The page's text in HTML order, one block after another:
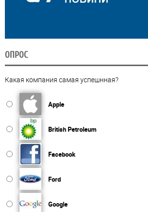
ОПРОС
Какая компания самая успешнная?
Apple
British Petroleum
Facebook
Ford
Google